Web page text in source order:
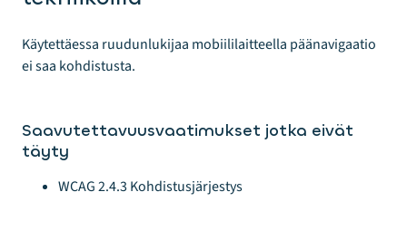
Käytettäessa ruudunlukijaa mobiililaitteella päänavigaatio
ei saa kohdistusta.
Saavutettavuusvaatimukset jotka eivät
täyty
WCAG 2.4.3 Kohdistusjärjestys